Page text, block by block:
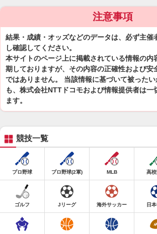
注意事項
結果・成績・オッズなどのデータは、必ず主催
し確認してください。
本サイトのページ上に掲載されている情報の内
期しておりますが、その内容の正確性および安
ではありません。 当該情報に基づいて被った
も、株式会社NTTドコモおよび情報提供者は一
ます。
競技一覧
プロ野球 プロ野球(2軍) MLB 高
ゴルフ Jリーグ 海外サッカー 日